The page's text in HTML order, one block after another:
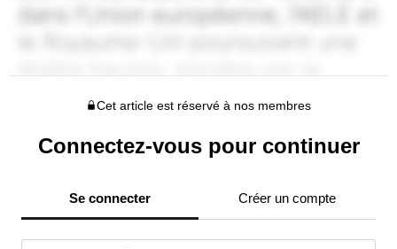
Cet article est réservé à nos membres
Connectez-vous pour continuer
Se connecter Créer un compte